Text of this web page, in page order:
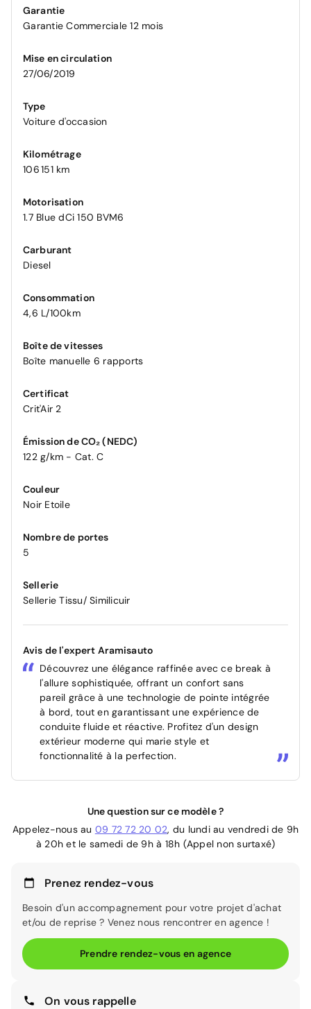
Garantie
Garantie Commerciale 12 mois
Mise en circulation
27/06/2019
Type
Voiture d'occasion
Kilométrage
106 151 km
Motorisation
1.7 Blue dCi 150 BVM6
Carburant
Diesel
Consommation
4,6 L/100km
Boîte de vitesses
Boîte manuelle 6 rapports
Certificat
Crit'Air 2
Émission de CO₂ (NEDC)
122 g/km - Cat. C
Couleur
Noir Etoile
Nombre de portes
5
Sellerie
Sellerie Tissu/ Similicuir
Avis de l'expert Aramisauto
Découvrez une élégance raffinée avec ce break à
l'allure sophistiquée, offrant un confort sans
pareil grâce à une technologie de pointe intégrée
à bord, tout en garantissant une expérience de
conduite fluide et réactive. Profitez d'un design
extérieur moderne qui marie style et
fonctionnalité à la perfection.
Une question sur ce modèle ?
Appelez-nous au 09 72 72 20 02, du lundi au vendredi de 9h
à 20h et le samedi de 9h à 18h (Appel non surtaxé)
Prenez rendez-vous
Besoin d'un accompagnement pour votre projet d'achat
et/ou de reprise ? Venez nous rencontrer en agence !
Prendre rendez-vous en agence
On vous rappelle